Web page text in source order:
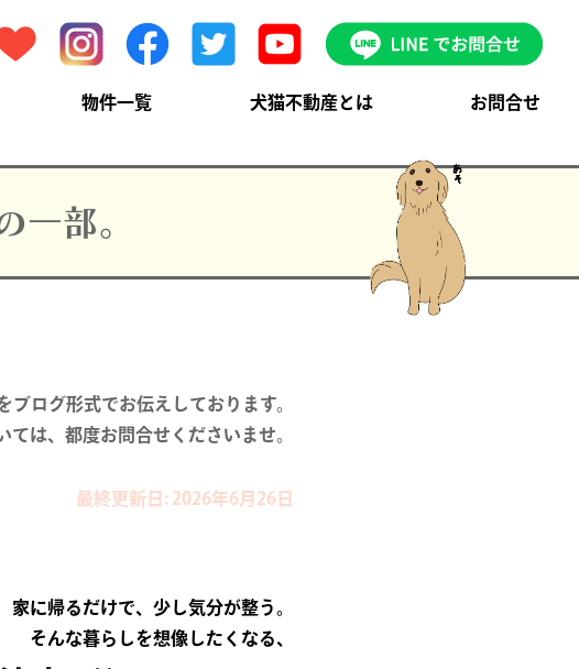
物件一覧 犬猫不動産とは お問合せ
一部。
ブログ形式でお伝えしております。
ては、都度お問合せくださいませ。
最終更新日: 2026年6月26日
家に帰るだけで、少し気分が整う。
そんな暮らしを想像したくなる、